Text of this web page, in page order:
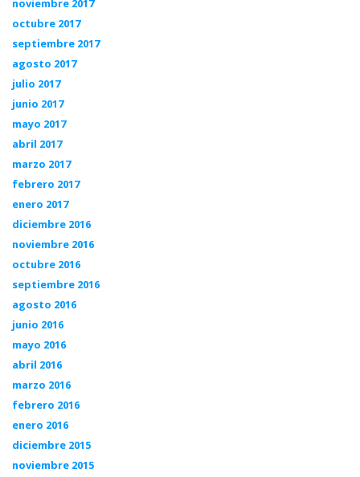
noviembre 2017
octubre 2017
septiembre 2017
agosto 2017
julio 2017
junio 2017
mayo 2017
abril 2017
marzo 2017
febrero 2017
enero 2017
diciembre 2016
noviembre 2016
octubre 2016
septiembre 2016
agosto 2016
junio 2016
mayo 2016
abril 2016
marzo 2016
febrero 2016
enero 2016
diciembre 2015
noviembre 2015